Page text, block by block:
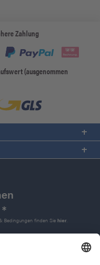
Zahlung
(ausgenommen
Bedingungen finden Sie hier.